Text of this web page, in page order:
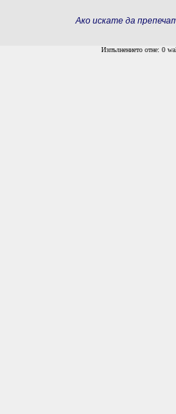
Ако искате да
Изпълнението отне: 0